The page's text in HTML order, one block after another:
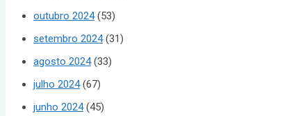
outubro 2024(53)
setembro 2024(31)
agosto 2024(33)
julho 2024(67)
junho 2024(45)